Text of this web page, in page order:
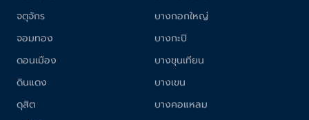
จตุจักร
จอมทอง
ดอนเมือง
ดินแดง
ดุสิต
บางกอกใหญ่
บางกะปิ
บางขุนเทียน
บางเขน
บางคอแหลม